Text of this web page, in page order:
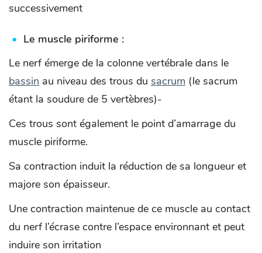
successivement
Le muscle piriforme :
Le nerf émerge de la colonne vertébrale dans le
bassin au niveau des trous du sacrum (le sacrum
étant la soudure de 5 vertèbres)-
Ces trous sont également le point d’amarrage du
muscle piriforme.
Sa contraction induit la réduction de sa longueur et
majore son épaisseur.
Une contraction maintenue de ce muscle au contact
du nerf l’écrase contre l’espace environnant et peut
induire son irritation